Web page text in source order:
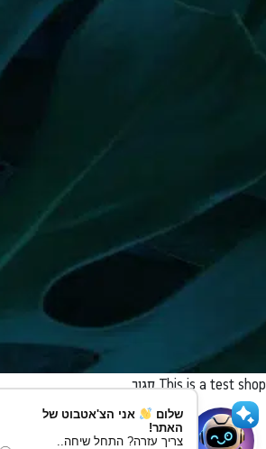
This is a test shopסגור
שלום
אני הצ'אטבוט של
האתר!
צריך עזרה? התחל שיחה..